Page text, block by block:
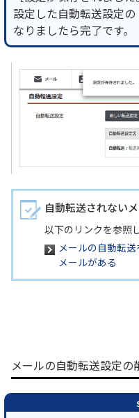
設定した自動転送設定
なりましたら完了です。
自動転送されない
以下のリンクを参照
メールの自動転
メールがある
メールの自動転送設定の